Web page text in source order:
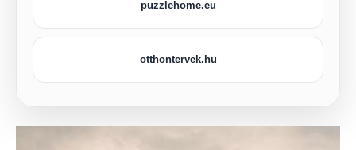
puzzlehome.eu
otthontervek.hu